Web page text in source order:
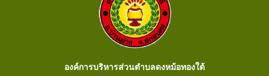
องค์การบริหารส่วนตำบลดงหม้อทองใต้